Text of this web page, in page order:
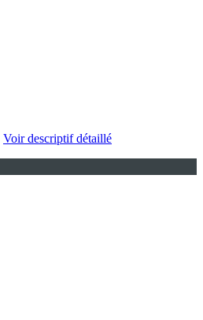
Voir descriptif détaillé